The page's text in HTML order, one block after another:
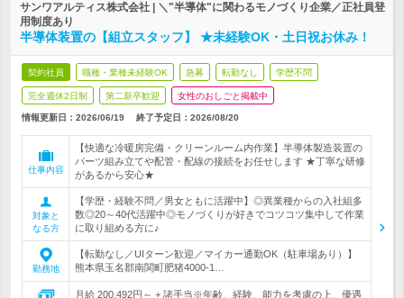
サンワアルティス株式会社 | ＼"半導体"に関わるモノづくり企業／正社員登
用制度あり
半導体装置の【組立スタッフ】 ★未経験OK・土日祝お休み！
契約社員 職種・業種未経験OK 急募 転勤なし 学歴不問
完全週休2日制 第二新卒歓迎 女性のおしごと掲載中
情報更新日：2026/06/19 終了予定日： 2026/08/20
仕事内容
【快適な冷暖房完備・クリーンルーム内作業】半導体製造装置の
パーツ組み立てや配管・配線の接続をお任せします ★丁寧な研修
があるから安心★
対象と
なる方
【学歴・経験不問／男女ともに活躍中】◎異業種からの入社組多
数◎20～40代活躍中◎モノづくりが好きでコツコツ集中して作業
に取り組める方に♪
勤務地
【転勤なし／UIターン歓迎／マイカー通勤OK（駐車場あり）】
熊本県玉名郡南関町肥猪4000-1…
月給 200,492円～ + 諸手当※年齢、経験、能力を考慮の上、優遇